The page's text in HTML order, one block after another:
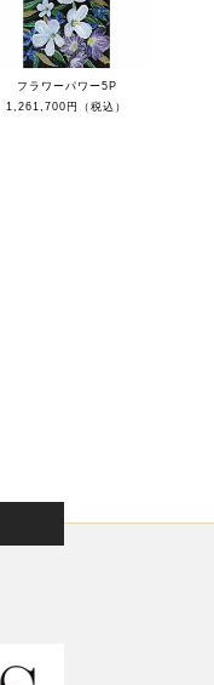
フラワーパワー5P
1,261,700円（税込）